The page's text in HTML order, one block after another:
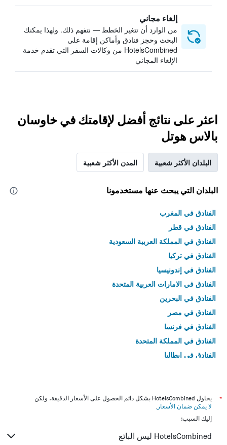
إلغاء مجاني
من الوارد أن تتغير الخطط — نتفهم ذلك. ولهذا يمكنك
البحث وحجز فنادق وأماكن إقامة على
HotelsCombined من وكالات السفر التي تقدم خدمة
الإلغاء المجاني
اعثر على نتائج أفضل لإقامتك في خاوسان
بالاس هوتل
البلدان الأكثر شعبية المدن الأكثر شعبية
البلدان التي يبحث عنها مستخدمونا
الفنادق في المغرب
الفنادق في قطر
الفنادق في المملكة العربية السعودية
الفنادق في تركيا
الفنادق في إندونيسيا
الفنادق في الامارات العربية المتحدة
الفنادق في البحرين
الفنادق في مصر
الفنادق في فرنسا
الفنادق في المملكة المتحدة
الفنادق في إيطاليا
*
يحاول HotelsCombined بشكل دائم الحصول على الأسعار الدقيقة، ولكن
لا يمكن ضمان الأسعار .
إليك السبب:
HotelsCombined ليس البائع